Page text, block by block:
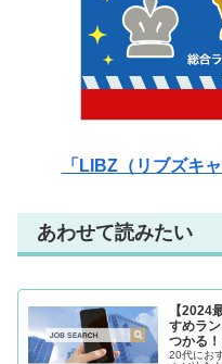
「LIBZ（リブズキ
あわせて読みたい
【2024
すめラ
つかる！
20代にお